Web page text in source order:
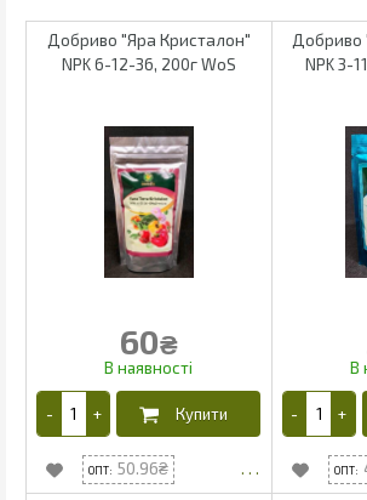
Добриво "Яра Кристалон"
NPK 6-12-36, 200г WoS
60₴
50.96
Добриво
NPK 3-